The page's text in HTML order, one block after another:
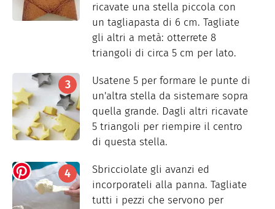
ricavate una stella piccola con
un tagliapasta di 6 cm. Tagliate
gli altri a metà: otterrete 8
triangoli di circa 5 cm per lato.
Usatene 5 per formare le punte di
un'altra stella da sistemare sopra
quella grande. Dagli altri ricavate
5 triangoli per riempire il centro
di questa stella.
Sbricciolate gli avanzi ed
incorporateli alla panna. Tagliate
tutti i pezzi che servono per